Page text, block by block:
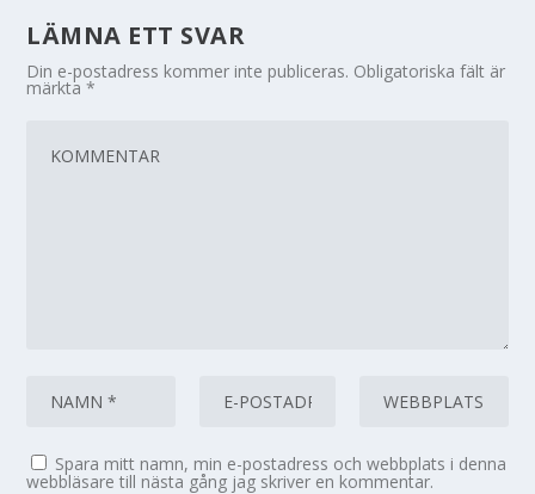
LÄMNA ETT SVAR
Din e-postadress kommer inte publiceras. Obligatoriska fält är
märkta*
Spara mitt namn, min e-postadress och webbplats i denna
webbläsare till nästa gång jag skriver en kommentar.